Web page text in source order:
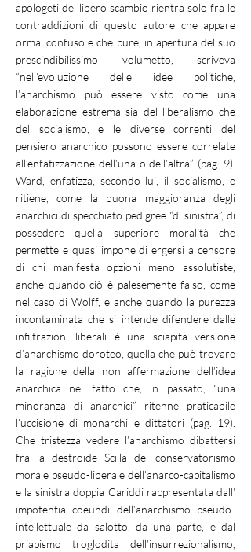
apologeti del libero scambio rientra solo fra le
contraddizioni di questo autore che appare
ormai confuso e che pure, in apertura del suo
prescindibilissimo volumetto, scriveva
“nell’evoluzione delle idee politiche,
l’anarchismo può essere visto come una
elaborazione estrema sia del liberalismo che
del socialismo, e le diverse correnti del
pensiero anarchico possono essere correlate
all’enfatizzazione dell’una o dell’altra” (pag. 9).
Ward, enfatizza, secondo lui, il socialismo, e
ritiene, come la buona maggioranza degli
anarchici di specchiato pedigree “di sinistra”, di
possedere quella superiore moralità che
permette e quasi impone di ergersi a censore
di chi manifesta opzioni meno assolutiste,
anche quando ciò è palesemente falso, come
nel caso di Wolff, e anche quando la purezza
incontaminata che si intende difendere dalle
infiltrazioni liberali è una sciapita versione
d’anarchismo doroteo, quella che può trovare
la ragione della non affermazione dell’idea
anarchica nel fatto che, in passato, “una
minoranza di anarchici” ritenne praticabile
l’uccisione di monarchi e dittatori (pag. 19).
Che tristezza vedere l’anarchismo dibattersi
fra la destroide Scilla del conservatorismo
morale pseudo-liberale dell’anarco-capitalismo
e la sinistra doppia Cariddi rappresentata dall’
impotentia coeundi dell’anarchismo pseudo-
intellettuale da salotto, da una parte, e dal
priapismo troglodita dell’insurrezionalismo,